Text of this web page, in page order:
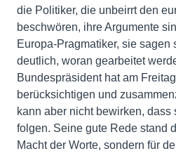
die Politiker, die unbeirrt den
beschwören, ihre Argumente
Europa-Pragmatiker, sie sagen
deutlich, woran gearbeitet
Bundespräsident hat am
berücksichtigen und
kann aber nicht bewirken, dass
folgen. Seine gute Rede stand
Macht der Worte, sondern für